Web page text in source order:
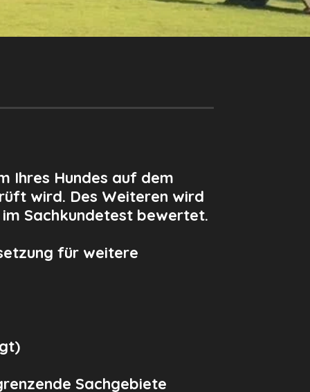
Ihres Hundes auf dem
wird. Des Weiteren wird
Sachkundetest bewertet.
für weitere
Sachgebiete